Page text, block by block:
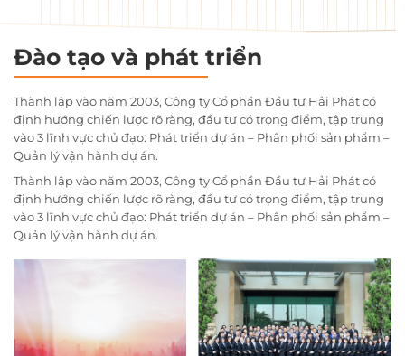
Đào tạo và phát triển
Thành lập vào năm 2003, Công ty Cổ phần Đầu tư Hải Phát có
định hướng chiến lược rõ ràng, đầu tư có trọng điểm, tập trung
vào 3 lĩnh vực chủ đạo: Phát triển dự án – Phân phối sản phẩm –
Quản lý vận hành dự án.
Thành lập vào năm 2003, Công ty Cổ phần Đầu tư Hải Phát có
định hướng chiến lược rõ ràng, đầu tư có trọng điểm, tập trung
vào 3 lĩnh vực chủ đạo: Phát triển dự án – Phân phối sản phẩm –
Quản lý vận hành dự án.